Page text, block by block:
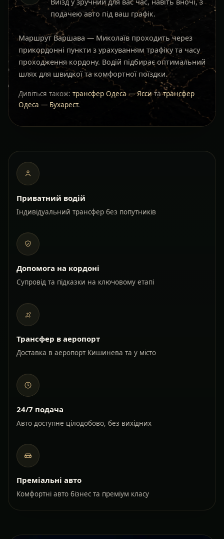
подачею авто під ваш графік.
Маршрут Варшава — Миколаїв проходить через
прикордонні пункти з урахуванням трафіку та часу
проходження кордону. Водій підбирає оптимальний
шлях для швидкої та комфортної поїздки.
Дивіться також: трансфер Одеса — Ясситатрансфер
Одеса — Бухарест.
Приватний водій
Індивідуальний трансфер без попутників
Допомога на кордоні
Супровід та підказки на ключовому етапі
Трансфер в аеропорт
Доставка в аеропорт Кишинева та у місто
24/7 подача
Авто доступне цілодобово, без вихідних
Преміальні авто
Комфортні авто бізнес та преміум класу